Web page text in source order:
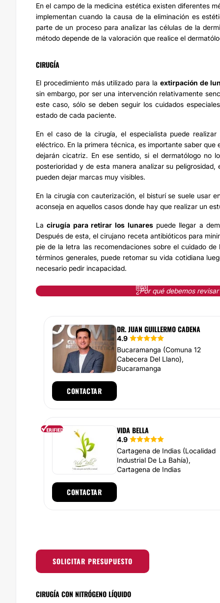
En el campo de la medicina estética existen diferentes
implementan cuando la causa de la eliminación es
parte de un proceso para analizar las células de la
método depende de la valoración que realice el
CIRUGÍA
El procedimiento más utilizado para la extirpación de
sin embargo, por ser una intervención relativamente
este caso, sólo se deben seguir los cuidados
estado de cada paciente.
En el caso de la cirugía, el especialista puede
eléctrico. En la primera técnica, es importante saber
dejarán cicatriz. En ese sentido, si el dermatólogo no
posterioridad y de esta manera analizar su
pueden dejar marcas muy visibles.
En la cirugía con cauterización, el bisturí se suele usar
aconseja en aquellos casos donde hay que realizar un
Lacirugía para retirar los lunares puede llegar a
Después de esta, el cirujano receta antibióticos para
pie de la letra las recomendaciones sobre el cuidado
términos generales, puede retomar su vida cotidiana
necesario pedir incapacidad.
¿Por qué debemos
DR. JUAN GUILLERMO CADENA
4.9
Bucaramanga (Comuna 12
Cabecera Del Llano),
Bucaramanga
CONTACTAR
VIDA BELLA
4.9
Cartagena de Indias (Localidad
Industrial De La Bahía),
Cartagena de Indias
CONTACTAR
SOLICITAR PRESUPUESTO
CIRUGÍA CON NITRÓGENO LÍQUIDO